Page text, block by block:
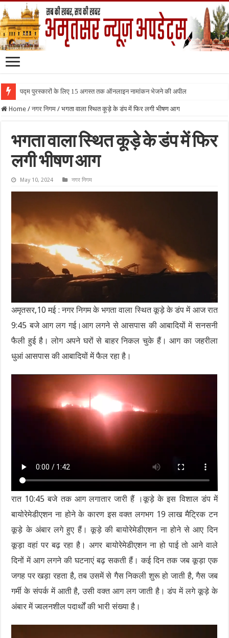
पद्म पुरस्कारों के लिए 15 अगस्त तक ऑनलाइन नामांकन भेजने की अपील
Home / नगर निगम / भगता वाला स्थित कूड़े के डंप में फिर लगी भीषण आग
भगता वाला स्थित कूड़े के डंप में फिर
लगी भीषण आग
May 10, 2024 नगर निगम
अमृतसर,10 मई : नगर निगम के भगता वाला स्थित कूड़े के डंप में आज रात
9:45 बजे आग लग गई।आग लगने से आसपास की आबादियों में सनसनी
फैली हुई है। लोग अपने घरों से बाहर निकल चुके हैं। आग का जहरीला
धुआं आसपास की आबादियों में फैल रहा है।
रात 10:45 बजे तक आग लगातार जारी हैं ।कूड़े के इस विशाल डंप में
बायोरेमेडीएशन ना होने के कारण इस वक्त लगभग 19 लाख मैट्रिक टन
कूड़े के अंबार लगे हुए हैं। कूड़े की बायोरेमेडीएशन ना होने से आए दिन
कूड़ा वहां पर बढ़ रहा है। अगर बायोरेमेडीएशन ना हो पाई तो आने वाले
दिनों में आग लगने की घटनाएं बढ़ सकती हैं। कई दिन तक जब कूड़ा एक
जगह पर खड़ा रहता है, तब उसमें से गैस निकली शुरू हो जाती है, गैस जब
गर्मी के संपर्क में आती है, उसी वक्त आग लग जाती है। डंप में लगे कूड़े के
अंबार में ज्वलनशील पदार्थों की भारी संख्या है।